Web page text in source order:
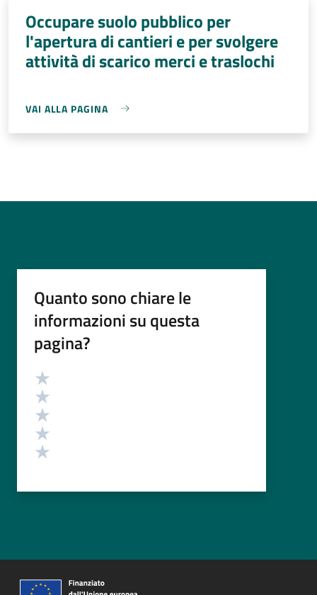
Occupare suolo pubblico per
l'apertura di cantieri e per svolgere
attività di scarico merci e traslochi
VAI ALLA PAGINA
Quanto sono chiare le
informazioni su questa
pagina?
Valutazione